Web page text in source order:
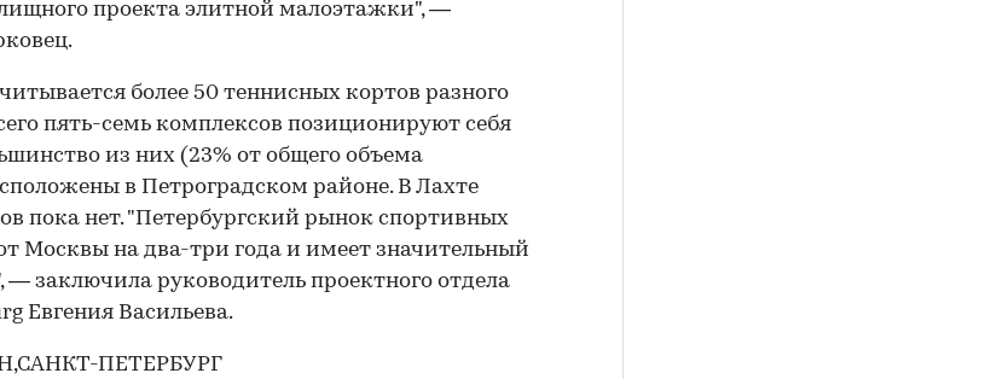
проекта элитной малоэтажки", —
более 50 теннисных кортов разного
пять-семь комплексов позиционируют себя
из них (23% от общего объема
в Петроградском районе. В Лахте
пока нет. "Петербургский рынок спортивных
Москвы на два-три года и имеет значительный
— заключила руководитель проектного отдела
Евгения Васильева.
ПЕТЕРБУРГ